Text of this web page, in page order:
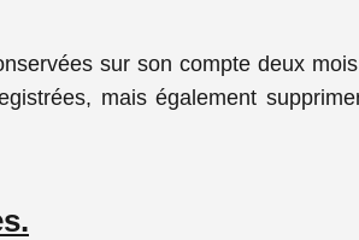
sur son compte deux
mais également